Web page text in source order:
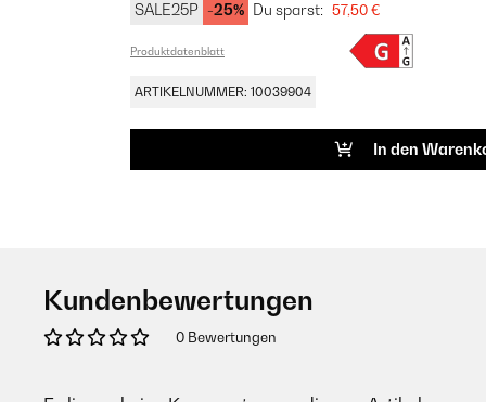
SALE25P -25% Du sparst: 57,50 €
Produktdatenblatt
ARTIKELNUMMER: 10039904
In den
Kundenbewertungen
0 Bewertungen